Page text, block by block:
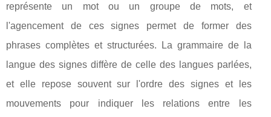
représente un mot ou un groupe de mots, et
l'agencement de ces signes permet de former des
phrases complètes et structurées. La grammaire de la
langue des signes diffère de celle des langues parlées,
et elle repose souvent sur l'ordre des signes et les
mouvements pour indiquer les relations entre les